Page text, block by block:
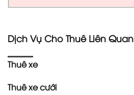
Dịch Vụ Cho Thuê Liên Quan
Thuê xe
Thuê xe cưới